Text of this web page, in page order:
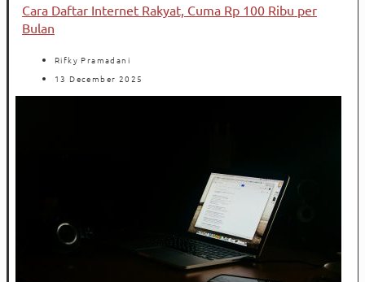
Cara Daftar Internet Rakyat, Cuma Rp 100 Ribu per
Bulan
Rifky Pramadani
13 December 2025